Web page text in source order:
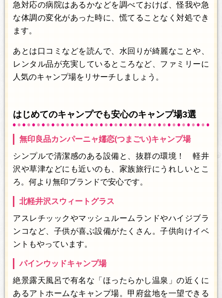
急対応の病院はあるかなどを調べておけば、怪我や急
な体調の変化があった時に、慌てることなく対処でき
ます。
あとは口コミなどを読んで、水回りが綺麗なことや、
レンタル品が充実しているところなど、ファミリーに
人気のキャンプ場をリサーチしましょう。
はじめてのキャンプでも安心のキャンプ場3選
無印良品カンパーニャ嬬恋(つまごい)キャンプ場
シンプルで清潔感のある設備と、抜群の環境！ 軽井
沢や草津などにも近いのも、家族旅行にうれしいとこ
ろ。何より無印ブランドで安心です。
北軽井沢スウィートグラス
アスレチッックやマッシュルームランドやハイジブラ
ンコなど、子供が喜ぶ設備がたくさん。子供向けイベ
ントもやっています。
パインウッドキャンプ場
絶景露天風呂で有名な「ほったらかし温泉」の近くに
あるアトホームなキャンプ場。甲府盆地を一望できる